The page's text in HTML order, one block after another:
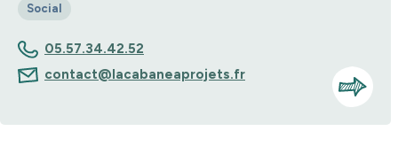
Social
05.57.34.42.52
contact@lacabaneaprojets.fr